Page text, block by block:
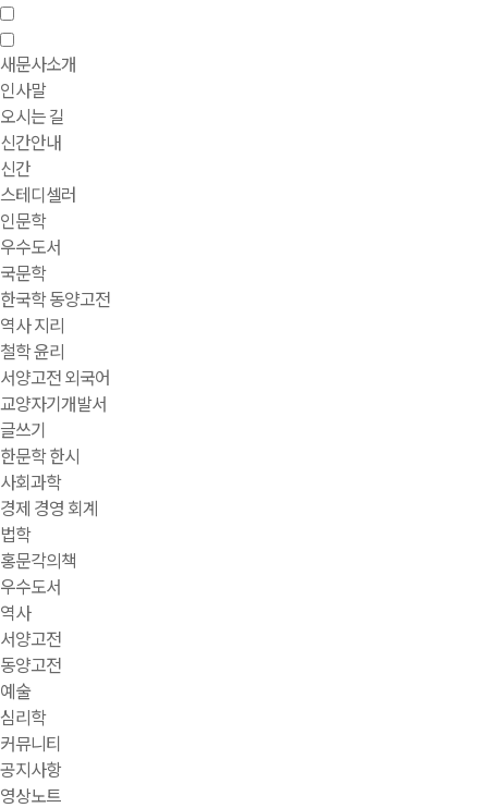
새문사소개
인사말
오시는 길
신간안내
신간
스테디셀러
인문학
우수도서
국문학
한국학 동양고전
역사 지리
철학 윤리
서양고전 외국어
교양자기개발서
글쓰기
한문학 한시
사회과학
경제 경영 회계
법학
홍문각의책
우수도서
역사
서양고전
동양고전
예술
심리학
커뮤니티
공지사항
영상노트